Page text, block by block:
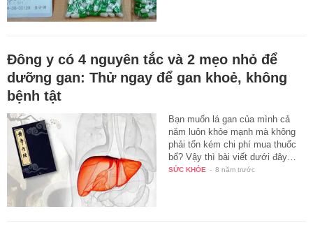
Đông y có 4 nguyên tắc và 2 mẹo nhỏ để
dưỡng gan: Thử ngay để gan khoẻ, không
bệnh tật
Bạn muốn lá gan của mình cả
năm luôn khỏe mạnh mà không
phải tốn kém chi phí mua thuốc
bổ? Vậy thì bài viết dưới đây…
SỨC KHỎE - 8 năm trước